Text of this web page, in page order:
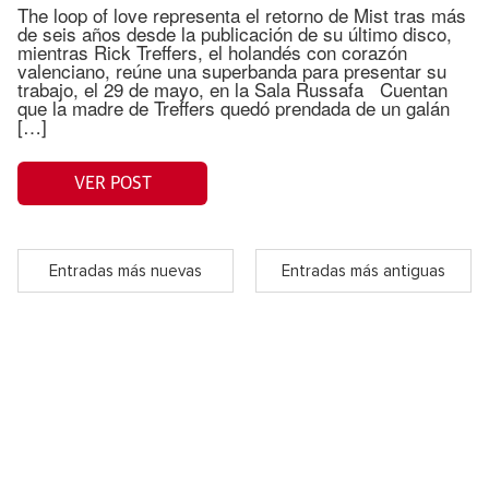
The loop of love representa el retorno de Mist tras más
de seis años desde la publicación de su último disco,
mientras Rick Treffers, el holandés con corazón
valenciano, reúne una superbanda para presentar su
trabajo, el 29 de mayo, en la Sala Russafa Cuentan
que la madre de Treffers quedó prendada de un galán
[…]
VER POST
Entradas más nuevas Entradas más antiguas